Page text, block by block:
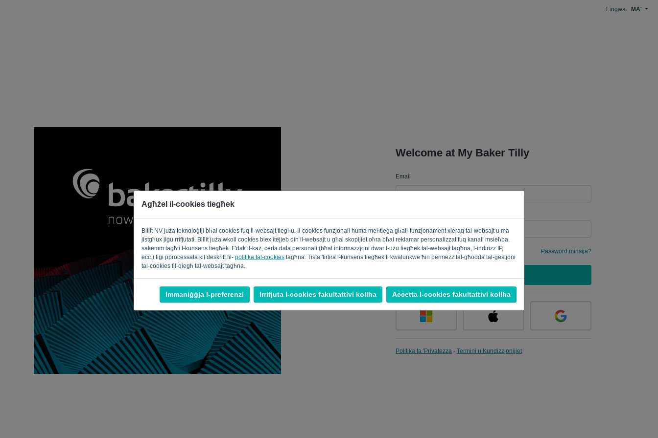
Agħżel il-cookies tiegħek
Billit NV juża teknoloġiji bħal cookies fuq il-websajt tiegħu. Il-cookies funzjonali huma meħtieġa għall-funzjonament xieraq tal-websajt u ma
jistgħux jiġu rrifjutati. Billit juża wkoll cookies biex itejjeb din il-websajt u għal skopijiet oħra bħal reklamar personalizzat fuq kanali msieħba,
sakemm tagħti l-kunsens tiegħek. F'dak il-każ, ċerta data personali (bħal informazzjoni dwar l-użu tiegħek tal-websajt tagħna, l-indirizz IP,
eċċ.) tiġi pproċessata kif deskritt fil- politika tal-cookies tagħna. Tista 'tirtira l-kunsens tiegħek fi kwalunkwe ħin permezz tal-għodda tal-ġestjoni
tal-cookies fil-qiegħ tal-websajt tagħna.
Immaniġġja l-preferenzi Irrifjuta l-cookies fakultattivi kollha Aċċetta l-cookies fakultattivi kollha
Lingwa: MA'
Welcome at My Baker Tilly
Email
Fakkarni Password minsija?
Politika ta 'Privatezza - Termini u Kundizzjonijiet